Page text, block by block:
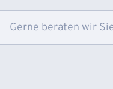
Gerne beraten wir